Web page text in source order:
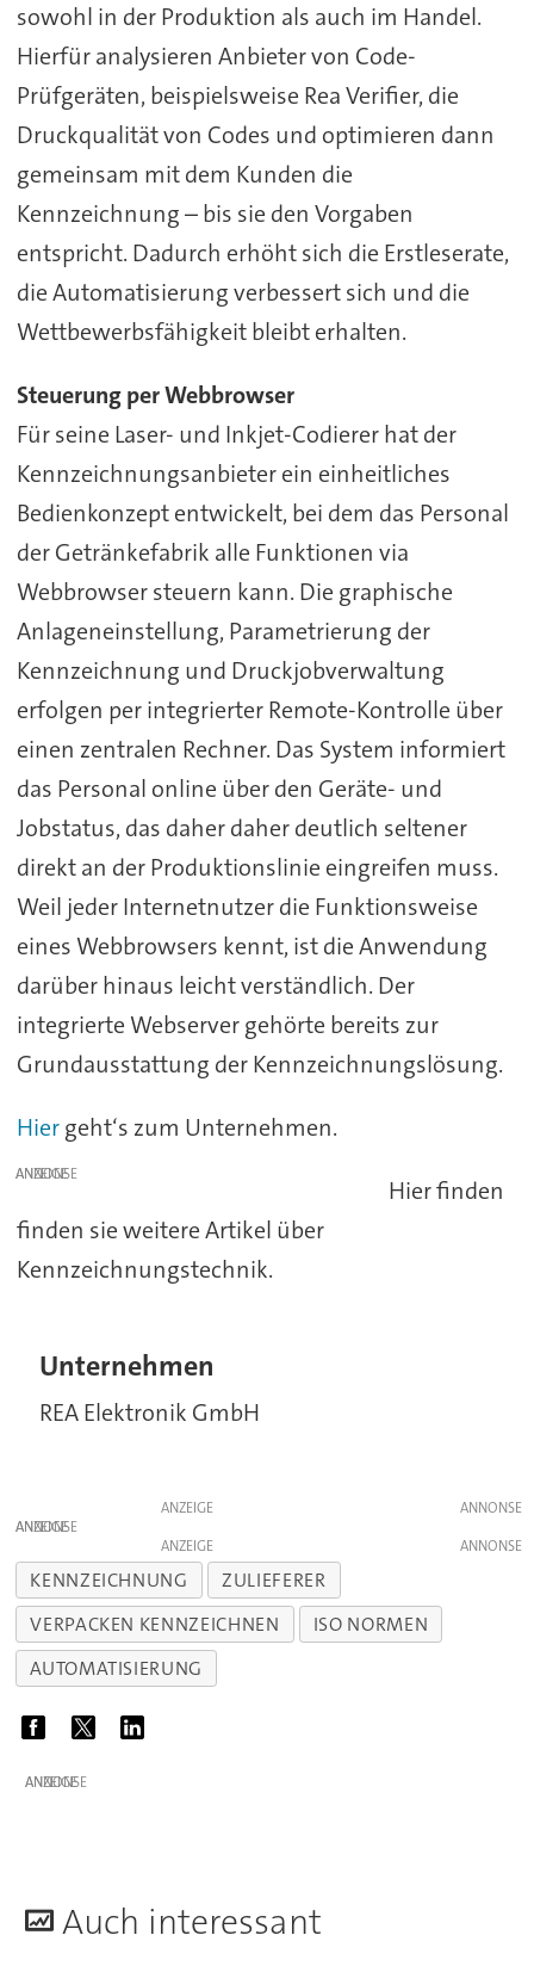
sowohl in der Produktion als auch im Handel.
Hierfür analysieren Anbieter von Code-
Prüfgeräten, beispielsweise Rea Verifier, die
Druckqualität von Codes und optimieren dann
gemeinsam mit dem Kunden die
Kennzeichnung – bis sie den Vorgaben
entspricht. Dadurch erhöht sich die Erstleserate,
die Automatisierung verbessert sich und die
Wettbewerbsfähigkeit bleibt erhalten.
Steuerung per Webbrowser
Für seine Laser- und Inkjet-Codierer hat der
Kennzeichnungsanbieter ein einheitliches
Bedienkonzept entwickelt, bei dem das Personal
der Getränkefabrik alle Funktionen via
Webbrowser steuern kann. Die graphische
Anlageneinstellung, Parametrierung der
Kennzeichnung und Druckjobverwaltung
erfolgen per integrierter Remote-Kontrolle über
einen zentralen Rechner. Das System informiert
das Personal online über den Geräte- und
Jobstatus, das daher daher deutlich seltener
direkt an der Produktionslinie eingreifen muss.
Weil jeder Internetnutzer die Funktionsweise
eines Webbrowsers kennt, ist die Anwendung
darüber hinaus leicht verständlich. Der
integrierte Webserver gehörte bereits zur
Grundausstattung der Kennzeichnungslösung.
Hiergeht‘s zum Unternehmen.
ANZEIGE
Hier finden
finden sie weitere Artikel über
Kennzeichnungstechnik.
Unternehmen
REA Elektronik GmbH
ANZEIGE
ANZEIGE
ANZEIGE
KENNZEICHNUNG
ZULIEFERER
VERPACKEN KENNZEICHNEN
ISO NORMEN
AUTOMATISIERUNG
ANZEIGE
Auch interessant